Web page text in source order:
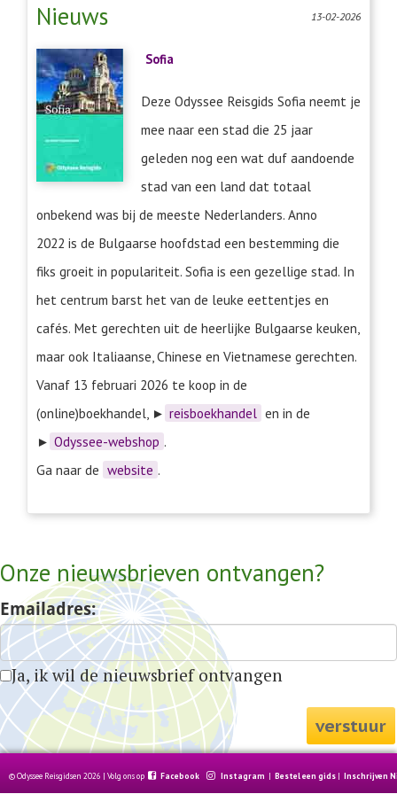
13-02-2026
Nieuws
Sofia
Deze Odyssee Reisgids Sofia neemt je
mee naar een stad die 25 jaar
geleden nog een wat duf aandoende
stad van een land dat totaal
onbekend was bij de meeste Nederlanders. Anno
2022 is de Bulgaarse hoofdstad een bestemming die
fiks groeit in populariteit. Sofia is een gezellige stad. In
het centrum barst het van de leuke eettentjes en
cafés. Met gerechten uit de heerlijke Bulgaarse keuken,
maar ook Italiaanse, Chinese en Vietnamese gerechten.
Vanaf 13 februari 2026 te koop in de
(online)boekhandel, ► reisboekhandel en in de
► Odyssee-webshop .
Ga naar de website .
Onze nieuwsbrieven ontvangen?
Emailadres:
Ja, ik wil de nieuwsbrief ontvangen
verstuur
© Odyssee Reisgidsen 2026 | Volg ons op Facebook Instagram | Bestel een gids | Inschrijven